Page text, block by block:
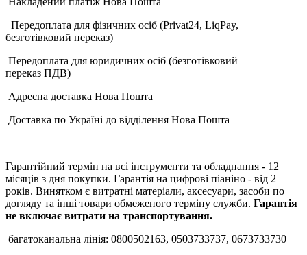
Передоплата для фізичних осіб (Privat24, LiqPay,
безготівковий переказ)
Передоплата для юридичних осіб (безготівковий
переказ ПДВ)
Адресна доставка Нова Пошта
Доставка по Україні до відділення Нова Пошта
Гарантійний термін на всі інструменти та обладнання - 12
місяців з дня покупки. Гарантія на цифрові піаніно - від 2
років. Винятком є витратні матеріали, аксесуари, засоби по
догляду та інші товари обмеженого терміну служби. Гарантія
не включає витрати на транспортування.
багатоканальна лінія: 0800502163, 0503733737, 0673733730